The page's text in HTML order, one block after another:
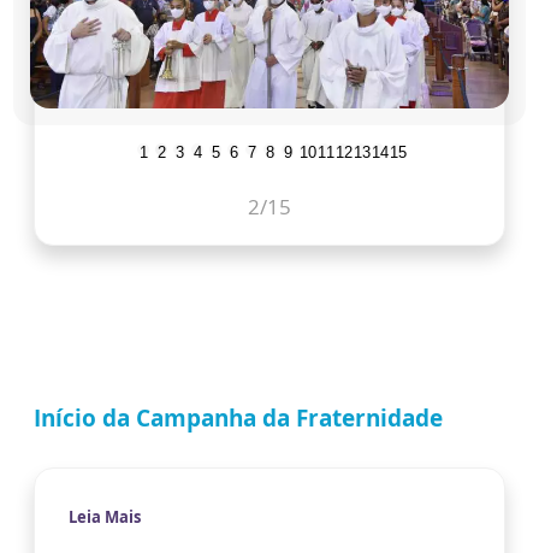
1 2 3 4 5 6 7 8 9 101112131415
2/15
Início da Campanha da Fraternidade
Leia Mais